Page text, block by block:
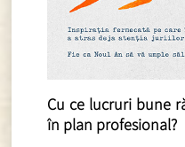
Cu ce lucruri bune
în plan profesional?